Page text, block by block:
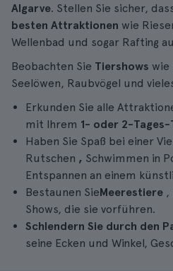
Algarve. Stellen Sie sicher,
besten Attraktionen wie
Wellenbad und sogar Rafting
Beobachten Sie Tiershows wie
Seelöwen, Raubvögel und
Erkunden Sie alle
mit Ihrem 1- oder 2-
Haben Sie Spaß bei einer
Rutschen , Schwimmen in
Entspannen an einem
Bestaunen SieMeerestiere ,
Shows, die sie vorführen.
Schlendern Sie durch den
seine Ecken und Winkel,